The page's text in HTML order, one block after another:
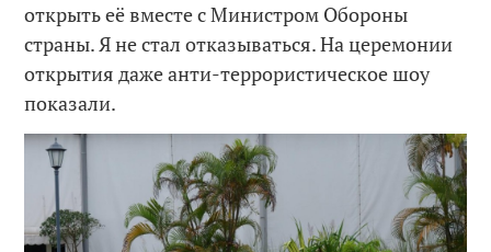
открыть её вместе с Министром Обороны
страны. Я не стал отказываться. На церемонии
открытия даже анти-террористическое шоу
показали.